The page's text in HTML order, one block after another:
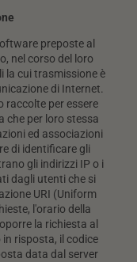
preposte al
nel corso del loro
la cui trasmissione è
di Internet.
raccolte per essere
che per loro stessa
ed associazioni
di identificare gli
gli indirizzi IP o i
dagli utenti che si
URI (Uniform
l'orario della
la richiesta al
risposta, il codice
data dal server